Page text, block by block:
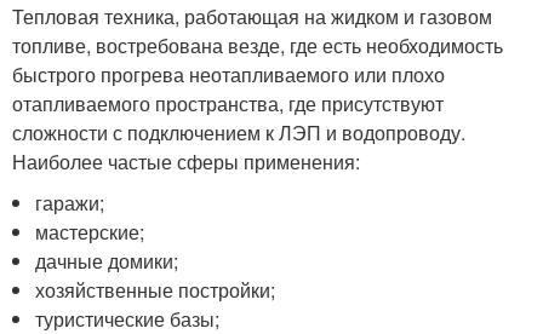
Тепловая техника, работающая на жидком и газовом
топливе, востребована везде, где есть необходимость
быстрого прогрева неотапливаемого или плохо
отапливаемого пространства, где присутствуют
сложности с подключением к ЛЭП и водопроводу.
Наиболее частые сферы применения:
гаражи;
мастерские;
дачные домики;
хозяйственные постройки;
туристические базы;